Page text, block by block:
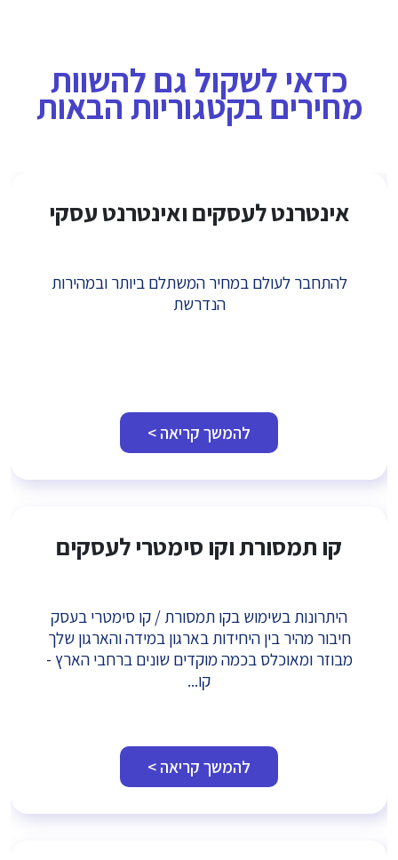
כדאי לשקול גם להשוות
מחירים בקטגוריות הבאות
אינטרנט לעסקים ואינטרנט עסקי
להתחבר לעולם במחיר המשתלם ביותר ובמהירות
הנדרשת
להמשך קריאה >
קו תמסורת וקו סימטרי לעסקים
היתרונות בשימוש בקו תמסורת / קו סימטרי בעסק
חיבור מהיר בין היחידות בארגון במידה והארגון שלך
מבוזר ומאוכלס בכמה מוקדים שונים ברחבי הארץ -
קו...
להמשך קריאה >